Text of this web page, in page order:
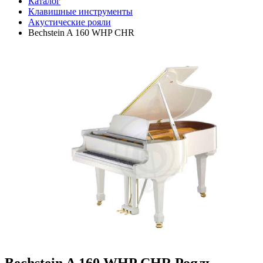
Клавишные инструменты
Акустические рояли
Bechstein A 160 WHP CHR